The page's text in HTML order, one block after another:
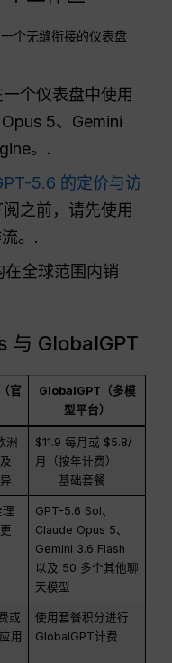
个无缝衔接的仪表盘
一个仪表盘中使用
5、Gemini
。.
5.6 的定价与访
之前，请先使用
。.
在全球范围内销
与 GlobalGPT
官
GlobalGPT（多模
型平台）
洲
$11.9 每月或 $5.8/
月（按年计费）
——基础套餐
GPT-5.6 Sol、
Claude Opus 5、
Gemini 3.6 Flash
以及 50 多个其他聊
天模型
或
用
使用套餐积分进行
GlobalGPT计费